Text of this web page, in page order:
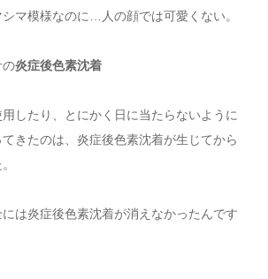
マ模様なのに…人の顔では可愛くない。
の炎症後色素沈着
したり、とにかく日に当たらないように
きたのは、炎症後色素沈着が生じてから
は炎症後色素沈着が消えなかったんです